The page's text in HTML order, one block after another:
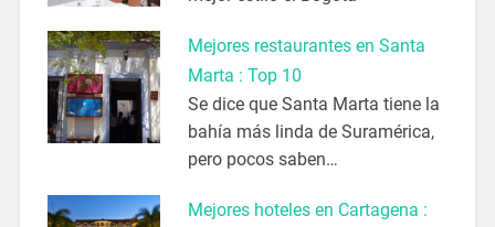
Mejores restaurantes en Santa
Marta : Top 10
Se dice que Santa Marta tiene la
bahía más linda de Suramérica,
pero pocos saben…
Mejores hoteles en Cartagena :